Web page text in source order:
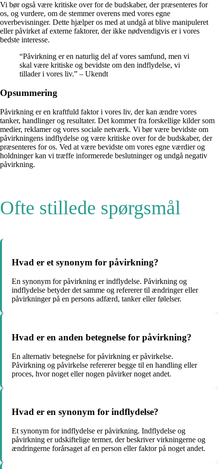
Vi bør også være kritiske over for de budskaber, der præsenteres for
os, og vurdere, om de stemmer overens med vores egne
overbevisninger. Dette hjælper os med at undgå at blive manipuleret
eller påvirket af externe faktorer, der ikke nødvendigvis er i vores
bedste interesse.
“Påvirkning er en naturlig del af vores samfund, men vi
skal være kritiske og bevidste om den indflydelse, vi
tillader i vores liv.” – Ukendt
Opsummering
Påvirkning er en kraftfuld faktor i vores liv, der kan ændre vores
tanker, handlinger og resultater. Det kommer fra forskellige kilder som
medier, reklamer og vores sociale netværk. Vi bør være bevidste om
påvirkningens indflydelse og være kritiske over for de budskaber, der
præsenteres for os. Ved at være bevidste om vores egne værdier og
holdninger kan vi træffe informerede beslutninger og undgå negativ
påvirkning.
Ofte stillede spørgsmål
Hvad er et synonym for påvirkning?
En synonym for påvirkning er indflydelse. Påvirkning og
indflydelse betyder det samme og refererer til ændringer eller
påvirkninger på en persons adfærd, tanker eller følelser.
Hvad er en anden betegnelse for påvirkning?
En alternativ betegnelse for påvirkning er påvirkelse.
Påvirkning og påvirkelse refererer begge til en handling eller
proces, hvor noget eller nogen påvirker noget andet.
Hvad er en synonym for indflydelse?
Et synonym for indflydelse er påvirkning. Indflydelse og
påvirkning er udskiftelige termer, der beskriver virkningerne og
ændringerne forårsaget af en person eller faktor på noget andet.